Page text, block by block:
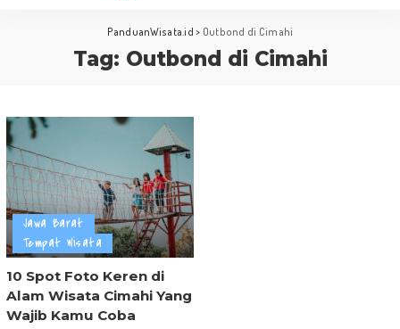
PanduanWisata.id > Outbond di Cimahi
Tag: Outbond di Cimahi
Jawa Barat
Tempat Wisata
10 Spot Foto Keren di
Alam Wisata Cimahi Yang
Wajib Kamu Coba